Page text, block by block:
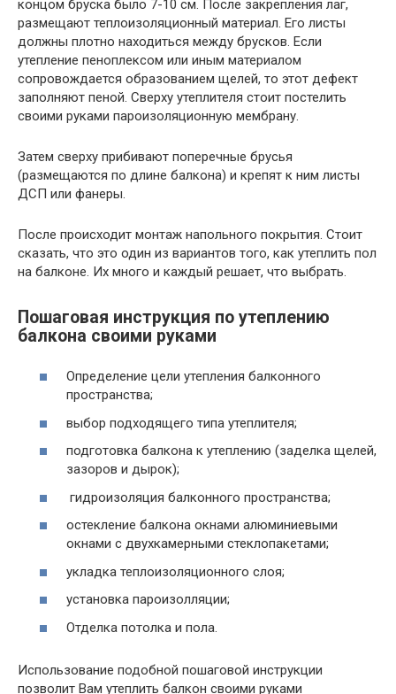
концом бруска было 7-10 см. После закрепления лаг,
размещают теплоизоляционный материал. Его листы
должны плотно находиться между брусков. Если
утепление пеноплексом или иным материалом
сопровождается образованием щелей, то этот дефект
заполняют пеной. Сверху утеплителя стоит постелить
своими руками пароизоляционную мембрану.
Затем сверху прибивают поперечные брусья
(размещаются по длине балкона) и крепят к ним листы
ДСП или фанеры.
После происходит монтаж напольного покрытия. Стоит
сказать, что это один из вариантов того, как утеплить пол
на балконе. Их много и каждый решает, что выбрать.
Пошаговая инструкция по утеплению
балкона своими руками
Определение цели утепления балконного
пространства;
выбор подходящего типа утеплителя;
подготовка балкона к утеплению (заделка щелей,
зазоров и дырок);
гидроизоляция балконного пространства;
остекление балкона окнами алюминиевыми
окнами с двухкамерными стеклопакетами;
укладка теплоизоляционного слоя;
установка пароизолляции;
Отделка потолка и пола.
Использование подобной пошаговой инструкции
позволит Вам утеплить балкон своими руками